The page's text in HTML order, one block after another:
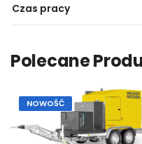
Czas pracy
Polecane
NOWOŚĆ